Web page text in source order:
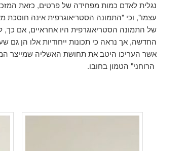
נגלית לאדם כמות מפחידה של פרטים, כזאת
עצמו", וכי "התמונה הסטריאוגרפית אינה חוסכת
של התמונה הסטריאוגרפית היו אחראיים, אם
החדשה, אך נראה כי תכונות ייחודיות אלו הן גם
אשר העריכו היטב את תחושת האשליה שמייצר
הרוחני" הטמון בחובו.